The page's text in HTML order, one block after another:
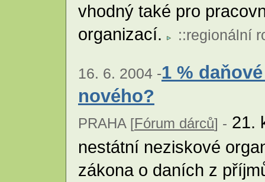
vhodný také pro
organizací.
::regionální
16. 6. 2004 -1 %
nového?
PRAHA [Fórum dárců] - 21.
nestátní neziskové
zákona o daních z